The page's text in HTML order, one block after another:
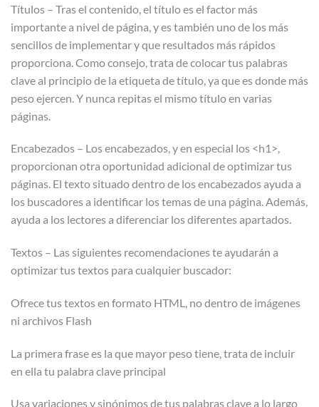
Títulos – Tras el contenido, el título es el factor más
importante a nivel de página, y es también uno de los más
sencillos de implementar y que resultados más rápidos
proporciona. Como consejo, trata de colocar tus palabras
clave al principio de la etiqueta de título, ya que es donde más
peso ejercen. Y nunca repitas el mismo título en varias
páginas.
Encabezados – Los encabezados, y en especial los <h1>,
proporcionan otra oportunidad adicional de optimizar tus
páginas. El texto situado dentro de los encabezados ayuda a
los buscadores a identificar los temas de una página. Además,
ayuda a los lectores a diferenciar los diferentes apartados.
Textos – Las siguientes recomendaciones te ayudarán a
optimizar tus textos para cualquier buscador:
Ofrece tus textos en formato HTML, no dentro de imágenes
ni archivos Flash
La primera frase es la que mayor peso tiene, trata de incluir
en ella tu palabra clave principal
Usa variaciones y sinónimos de tus palabras clave a lo largo